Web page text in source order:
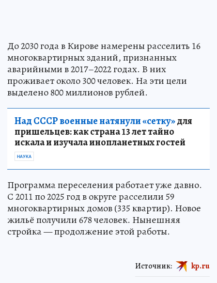
До 2030 года в Кирове намерены расселить 16
многоквартирных зданий, признанных
аварийными в 2017–2022 годах. В них
проживает около 300 человек. На эти цели
выделено 800 миллионов рублей.
Над СССР военные натянули «сетку»для
пришельцев: как страна 13 лет тайно
искала и изучала инопланетных гостей
НАУКА
Программа переселения работает уже давно.
С 2011 по 2025 год в округе расселили 59
многоквартирных домов (335 квартир). Новое
жильё получили 678 человек. Нынешняя
стройка — продолжение этой работы.
Источник: kp.ru